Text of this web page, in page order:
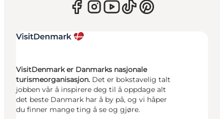
VisitDenmark er Danmarks nasjonale
turismeorganisasjon. Det er bokstavelig talt
jobben vår å inspirere deg til å oppdage alt
det beste Danmark har å by på, og vi håper
du finner mange ting å se og gjøre.